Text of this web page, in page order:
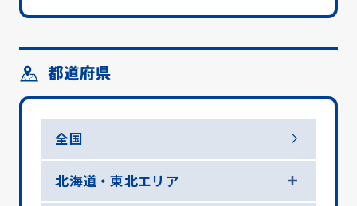
都道府県
全国
北海道・東北エリア